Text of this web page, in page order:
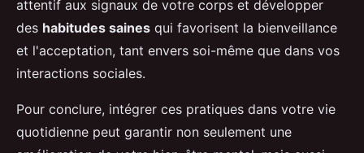
attentif aux signaux de votre corps et développer
des habitudes saines qui favorisent la bienveillance
et l'acceptation, tant envers soi-même que dans vos
interactions sociales.
Pour conclure, intégrer ces pratiques dans votre vie
quotidienne peut garantir non seulement une